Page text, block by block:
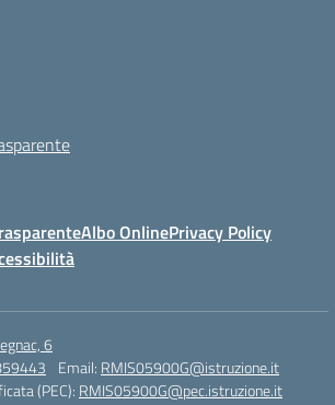
Albo OnlinePrivacy Policy
6
Email: RMIS05900G@istruzione.it
(PEC): RMIS05900G@pec.istruzione.it